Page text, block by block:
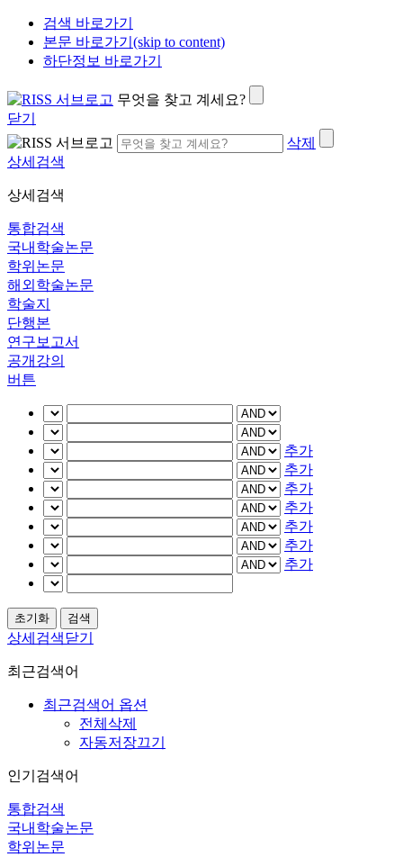
검색 바로가기
본문 바로가기(skip to content)
하단정보 바로가기
무엇을 찾고 계세요?
닫기
삭제
상세검색
상세검색
통합검색
국내학술논문
학위논문
해외학술논문
학술지
단행본
연구보고서
공개강의
버튼
추가
추가
추가
추가
추가
추가
추가
상세검색닫기
최근검색어
최근검색어 옵션
전체삭제
자동저장끄기
인기검색어
통합검색
국내학술논문
학위논문